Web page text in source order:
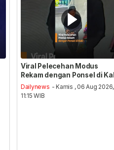
Viral Pelecehan Modus
Rekam dengan Ponsel di
Dailynews - Kamis , 06 Aug 2026,
11:15 WIB